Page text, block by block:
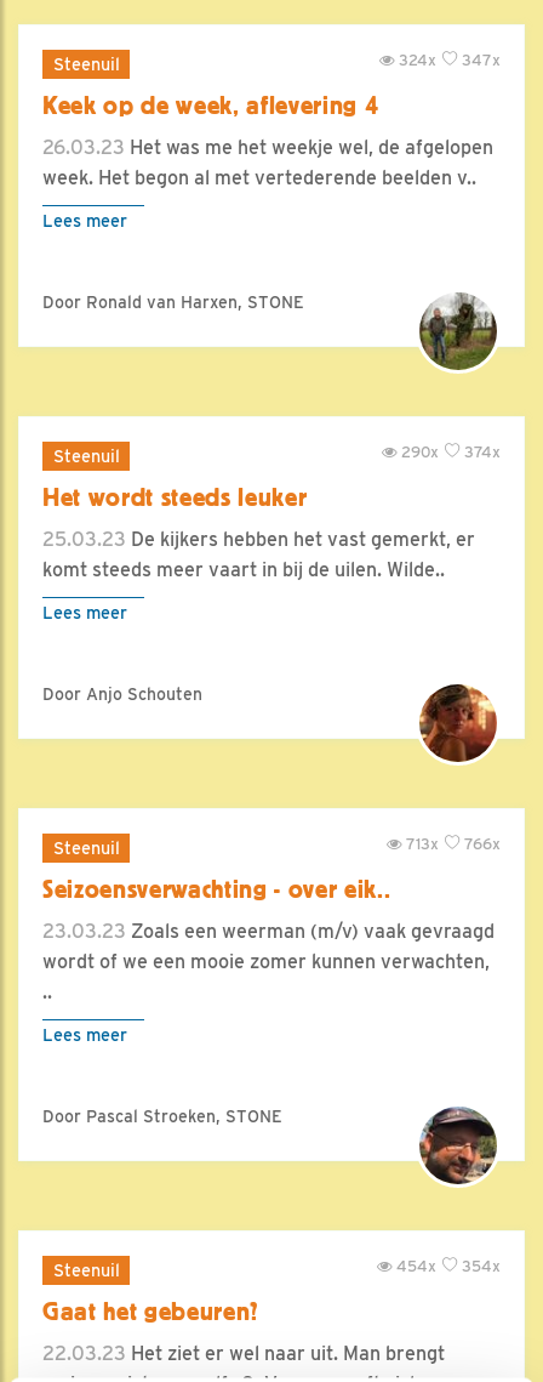
Steenuil 347x
324x
Keek op de week, aflevering 4
26.03.23 Het was me het weekje wel, de afgelopen
week. Het begon al met vertederende beelden v..
Lees meer
Door Ronald van Harxen, STONE
Steenuil 374x
290x
Het wordt steeds leuker
25.03.23 De kijkers hebben het vast gemerkt, er
komt steeds meer vaart in bij de uilen. Wilde..
Lees meer
Door Anjo Schouten
Steenuil 766x
713x
Seizoensverwachting - over eik..
23.03.23 Zoals een weerman (m/v) vaak gevraagd
wordt of we een mooie zomer kunnen verwachten,
..
Lees meer
Door Pascal Stroeken, STONE
Steenuil 354x
454x
Gaat het gebeuren?
22.03.23 Het ziet er wel naar uit. Man brengt